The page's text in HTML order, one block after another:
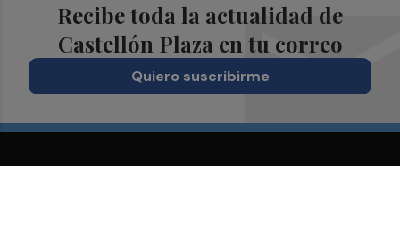
Recibe toda la actualidad de
Castellón Plaza en tu correo
Quiero suscribirme